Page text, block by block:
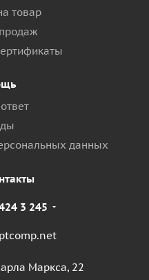
товар
данных
3 245
Маркса, 22